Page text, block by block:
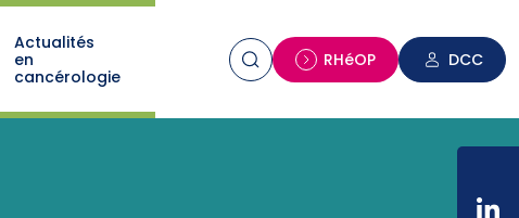
Actualités
en
cancérologie
RHéOP DCC